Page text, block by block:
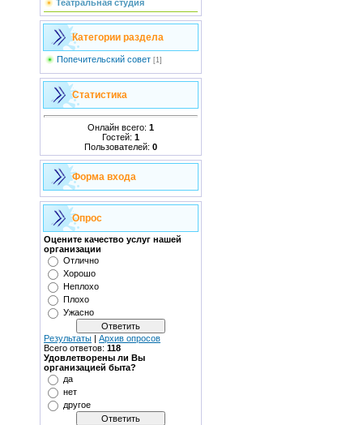
Театральная студия
Категории раздела
Попечительский совет [1]
Статистика
Онлайн всего: 1
Гостей: 1
Пользователей: 0
Форма входа
Опрос
Оцените качество услуг нашей
организации
Отлично
Хорошо
Неплохо
Плохо
Ужасно
Результаты | Архив опросов
Всего ответов: 118
Удовлетворены ли Вы
организацией быта?
да
нет
другое